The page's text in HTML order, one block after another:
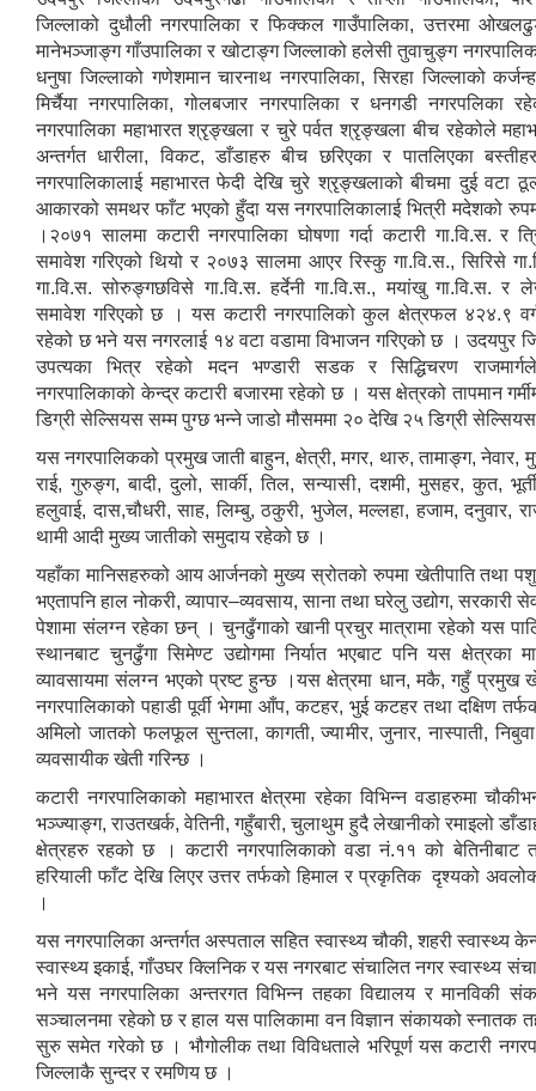
जिल्लाको दुधौली नगरपालिका र फिक्कल गाउँपालिका, उत्तरमा
मानेभञ्जाङ्ग गाँउपालिका र खोटाङ्ग जिल्लाको हलेसी तुवाचुङ्ग
धनुषा जिल्लाको गणेशमान चारनाथ नगरपालिका, सिरहा जिल्लाको
मिर्चैया नगरपालिका, गोलबजार नगरपालिका र धनगडी
नगरपालिका महाभारत श्रृङ्खला र चुरे पर्वत श्रृङ्खला बीच रहेकोले
अन्तर्गत धारीला, विकट, डाँडाहरु बीच छरिएका र पातलिएका
नगरपालिकालाई महाभारत फेदी देखि चुरे श्रृङ्खलाको बीचमा दुई वटा
आकारको समथर फाँट भएको हुँदा यस नगरपालिकालाई भित्री मदेशको
।२०७१ सालमा कटारी नगरपालिका घोषणा गर्दा कटारी गा.वि.स. र
समावेश गरिएको थियो र २०७३ सालमा आएर रिस्कु गा.वि.स., सिरिसे
गा.वि.स. सोरुङ्गछविसे गा.वि.स. हर्देनी गा.वि.स., मयांखु गा.वि.स. र
समावेश गरिएको छ । यस कटारी नगरपालिको कुल क्षेत्रफल ४२४.९
रहेको छ भने यस नगरलाई १४ वटा वडामा विभाजन गरिएको छ । उदयपुर
उपत्यका भित्र रहेको मदन भण्डारी सडक र सिद्धिचरण
नगरपालिकाको केन्द्र कटारी बजारमा रहेको छ । यस क्षेत्रको तापमान
डिग्री सेल्सियस सम्म पुग्छ भन्ने जाडो मौसममा २० देखि २५ डिग्री
यस नगरपालिकको प्रमुख जाती बाहुन, क्षेत्री, मगर, थारु, तामाङ्ग, नेवार,
राई, गुरुङ्ग, बादी, दुलो, सार्की, तिल, सन्यासी, दशमी, मुसहर, कुत,
हलुवाई, दास,चौधरी, साह, लिम्बु, ठकुरी, भुजेल, मल्लहा, हजाम, दनुवार,
थामी आदी मुख्य जातीको समुदाय रहेको छ ।
यहाँका मानिसहरुको आय आर्जनको मुख्य स्रोतको रुपमा खेतीपाति तथा
भएतापनि हाल नोकरी, व्यापार–व्यवसाय, साना तथा घरेलु उद्योग, सरकारी
पेशामा संलग्न रहेका छन् । चुनढुँगाको खानी प्रचुर मात्रामा रहेको यस
स्थानबाट चुनढुँगा सिमेण्ट उद्योगमा निर्यात भएबाट पनि यस क्षेत्रका
व्यावसायमा संलग्न भएको प्रष्ट हुन्छ ।यस क्षेत्रमा धान, मकै, गहुँ प्रमुख
नगरपालिकाको पहाडी पूर्वी भेगमा आँप, कटहर, भुई कटहर तथा दक्षिण
अमिलो जातको फलफूल सुन्तला, कागती, ज्यामीर, जुनार, नास्पाती,
व्यवसायीक खेती गरिन्छ ।
कटारी नगरपालिकाको महाभारत क्षेत्रमा रहेका विभिन्न वडाहरुमा
भञ्ज्याङ्ग, राउतखर्क, वेतिनी, गहुँबारी, चुलाथुम हुदै लेखानीको रमाइलो
क्षेत्रहरु रहको छ । कटारी नगरपालिकाको वडा नं.११ को बेतिनीबाट
हरियाली फाँट देखि लिएर उत्तर तर्फको हिमाल र प्रकृतिक दृश्यको
।
यस नगरपालिका अन्तर्गत अस्पताल सहित स्वास्थ्य चौकी, शहरी स्वास्थ्य
स्वास्थ्य इकाई, गाँउघर क्लिनिक र यस नगरबाट संचालित नगर स्वास्थ्य
भने यस नगरपालिका अन्तरगत विभिन्न तहका विद्यालय र मानविकी
सञ्चालनमा रहेको छ र हाल यस पालिकामा वन विज्ञान संकायको स्नातक
सुरु समेत गरेको छ । भौगोलीक तथा विविधताले भरिपूर्ण यस कटारी
जिल्लाकै सुन्दर र रमणिय छ ।